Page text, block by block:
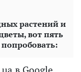
растений и
вот пять